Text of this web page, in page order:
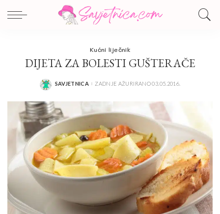
Kućni liječnik
DIJETA ZA BOLESTI GUŠTERAČE
POSTED
SAVJETNICA ZADNJE AŽURIRANO 03.05.2016.